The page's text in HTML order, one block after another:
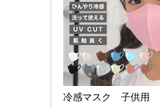
冷感マスク　子供用